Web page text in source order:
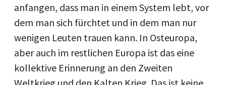
anfangen, dass man in einem System lebt, vor
dem man sich fürchtet und in dem man nur
wenigen Leuten trauen kann. In Osteuropa,
aber auch im restlichen Europa ist das eine
kollektive Erinnerung an den Zweiten